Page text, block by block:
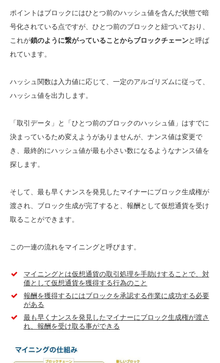
ポイントはブロックにはひとつ前のハッシュ値を含んだ状態で暗
号化されている点ですが、ひとつ前のブロックと紐づいており、
これが鎖のように繋がっていることからブロックチェーンと呼ば
れています。
ハッシュ関数は入力値に応じて、一定のアルゴリズムに従って、
ハッシュ値を出力します。
「取引データ」と「ひとつ前のブロックのハッシュ値」はすでに
決まっているため変えようがありませんが、ナンス値は変更で
き、最終的にハッシュ値が最も小さい数になるようなナンス値を
探します。
そして、最も早くナンスを発見したマイナーにブロック生成権が
渡され、ブロック生成が完了すると、報酬として仮想通貨を受け
取ることができます。
この一連の流れをマイニングと呼びます。
マイニングとは仮想通貨の取引処理を手助けすることで、対
価として仮想通貨を獲得する行為のこと
報酬を獲得するにはブロックを承認する作業に成功する必要
がある
最も早くナンスを発見したマイナーにブロック生成権が渡さ
れ、報酬を受け取る事ができる